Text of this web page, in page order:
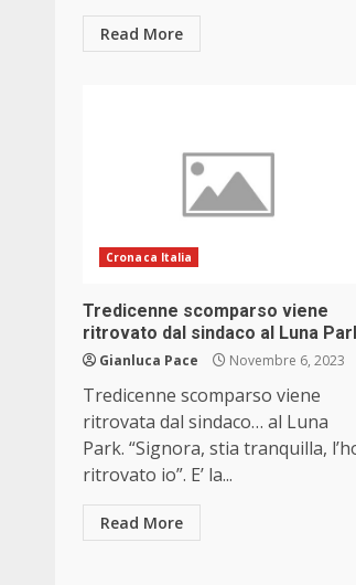
Read More
Cronaca Italia
Tredicenne scomparso viene
ritrovato dal sindaco al Luna
Gianluca Pace Novembre 6, 2023
Tredicenne scomparso viene
ritrovata dal sindaco… al Luna
Park. “Signora, stia tranquilla,
ritrovato io”. E’ la...
Read More